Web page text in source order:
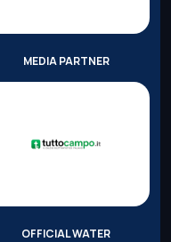
MEDIA PARTNER
OFFICIAL WATER